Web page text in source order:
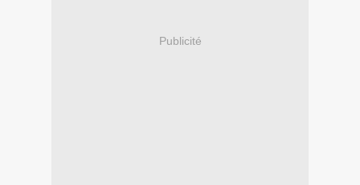
Publicité